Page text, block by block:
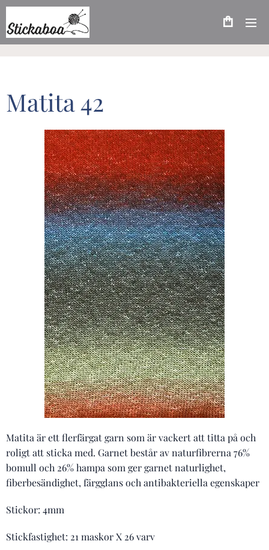
Matita 42
Matita är ett flerfärgat garn som är vackert att titta på och
roligt att sticka med. Garnet består av naturfibrerna 76%
bomull och 26% hampa som ger garnet naturlighet,
fiberbesändighet, färgglans och antibakteriella egenskaper
Stickor: 4mm
Stickfastighet: 21 maskor X 26 varv